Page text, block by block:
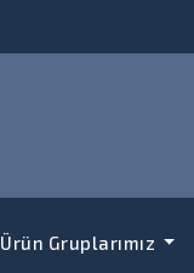
Ürün Gruplarımız